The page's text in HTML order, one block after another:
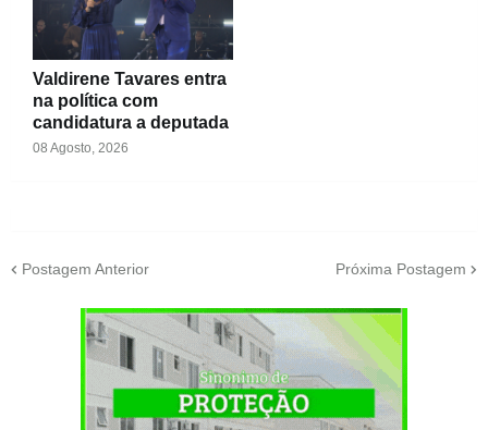
Valdirene Tavares entra
na política com
candidatura a deputada
08 Agosto, 2026
Postagem Anterior Próxima Postagem